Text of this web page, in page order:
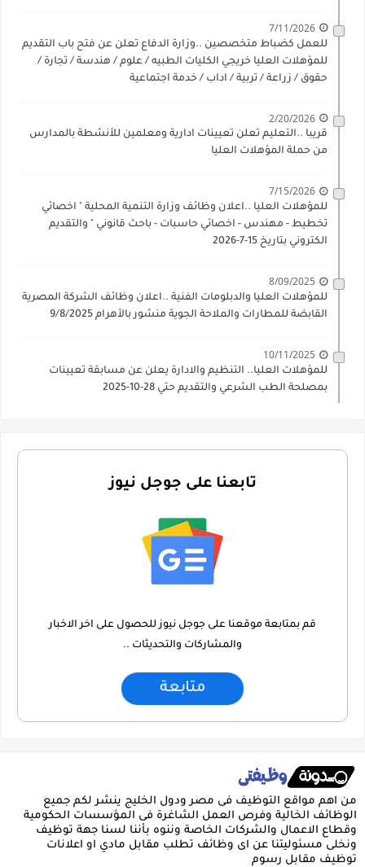
7/11/2026
للعمل كضباط متخصصين ..وزارة الدفاع تعلن عن فتح باب التقديم
للمؤهلات العليا خريجي الكليات الطبيه / علوم / هندسة / تجارة /
حقوق / زراعة / تربية / اداب / خدمة اجتماعية
2/20/2026
قريبا ..التعليم تعلن تعيينات ادارية ومعلمين للأنشطة بالمدارس
من حملة المؤهلات العليا
7/15/2026
للمؤهلات العليا ..اعلان وظائف وزارة التنمية المحلية " اخصائي
تخطيط - مهندس - اخصائي حاسبات - باحث قانوني " والتقديم
الكتروني بتاريخ 15-7-2026
8/09/2025
للمؤهلات العليا والدبلومات الفنية ..اعلان وظائف الشركة المصرية
القابضة للمطارات والملاحة الجوية منشور بالأهرام 9/8/2025
10/11/2025
للمؤهلات العليا.. التنظيم والادارة يعلن عن مسابقة تعيينات
بمصلحة الطب الشرعي والتقديم حتي 28-10-2025
تابعنا على جوجل نيوز
قم بمتابعة موقعنا على جوجل نيوز للحصول على اخر الاخبار
والمشاركات والتحديثات ..
متابعة
من اهم مواقع التوظيف فى مصر ودول الخليج ينشر لكم جميع
الوظائف الخالية وفرص العمل الشاغرة فى المؤسسات الحكومية
وقطاع الاعمال والشركات الخاصة وننوه بأننا لسنا جهة توظيف
ونخلى مسئوليتنا عن اى وظائف تطلب مقابل مادي او اعلانات
توظيف مقابل رسوم